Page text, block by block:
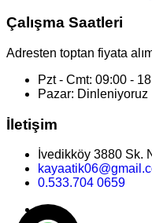
Çalışma Saatleri
Adresten toptan fiyata
Pzt - Cmt: 09:00 -
Pazar: Dinleniyoruz
İletişim
İvedikköy 3880 Sk.
0.533.704 0659